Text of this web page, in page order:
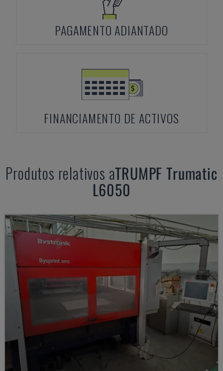
PAGAMENTO ADIANTADO
FINANCIAMENTO DE ACTIVOS
Produtos relativos aTRUMPF Trumatic
L6050